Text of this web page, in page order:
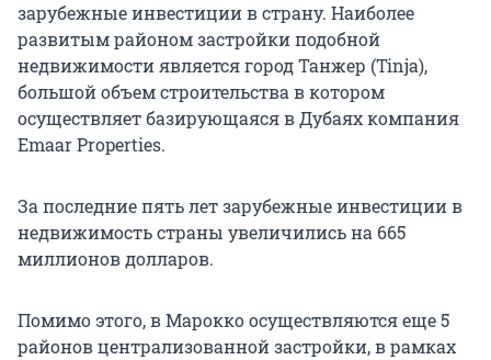
зарубежные инвестиции в страну. Наиболее
развитым районом застройки подобной
недвижимости является город Танжер (Tinja),
большой объем строительства в котором
осуществляет базирующаяся в Дубаях компания
Emaar Properties.
За последние пять лет зарубежные инвестиции в
недвижимость страны увеличились на 665
миллионов долларов.
Помимо этого, в Марокко осуществляются еще 5
районов централизованной застройки, в рамках